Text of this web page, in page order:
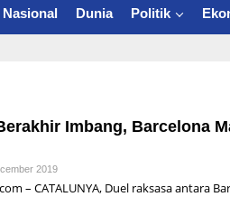
Nasional Dunia Politik
Imbang, Barcelona
2019
A
– CATALUNYA, Duel raksasa antara